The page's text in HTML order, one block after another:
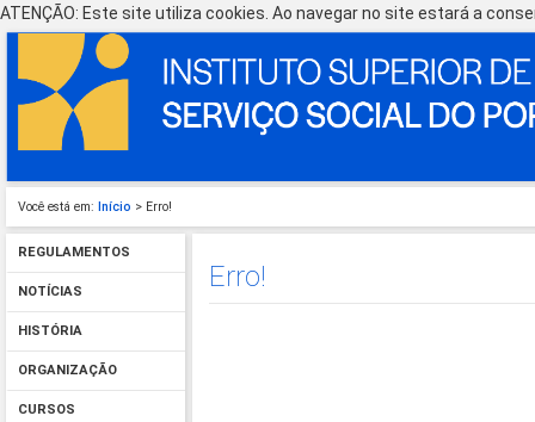
ATENÇÃO: Este site utiliza cookies. Ao navegar no site estará a
Você está em: Início > Erro!
REGULAMENTOS
NOTÍCIAS
HISTÓRIA
ORGANIZAÇÃO
CURSOS
Erro!